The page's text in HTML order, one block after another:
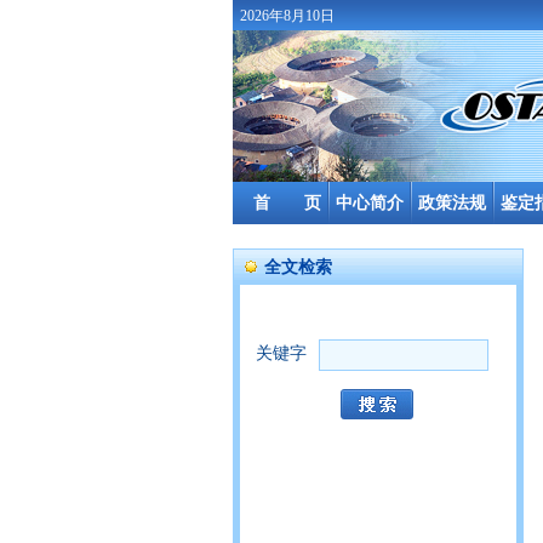
2026年8月10日
首 页 中心简介 政策法规 鉴定
全文检索
关键字